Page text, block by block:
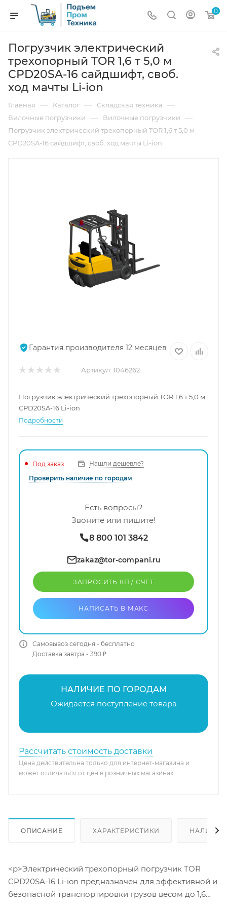
0
Погрузчик электрический
трехопорный TOR 1,6 т 5,0 м
CPD20SA-16 сайдшифт, своб.
ход мачты Li-ion
Главная — Каталог — Складская техника —
Вилочные погрузчики — Вилочные погрузчики —
Погрузчик электрический трехопорный TOR 1,6 т 5,0 м
CPD20SA-16 сайдшифт, своб. ход мачты Li-ion
Гарантия производителя 12 месяцев
Артикул: 1046262
Погрузчик электрический трехопорный TOR 1,6 т 5,0 м
CPD20SA-16 Li-ion
Подробности
Под заказ
Нашли дешевле?
Проверить наличие по городам
Есть вопросы?
Звоните или пишите!
8 800 101 3842
zakaz@tor-compani.ru
ЗАПРОСИТЬ КП / CЧЕТ
НАПИСАТЬ В МАКС
Самовывоз сегодня - бесплатно
Доставка завтра - 390 ₽
НАЛИЧИЕ ПО ГОРОДАМ
Ожидается поступление товара
Рассчитать стоимость доставки
Цена действительна только для интернет-магазина и
может отличаться от цен в розничных магазинах
ОПИСАНИЕ ХАРАКТЕРИСТИКИ
<p>Электрический трехопорный погрузчик TOR
CPD20SA-16 Li-ion предназначен для эффективной и
безопасной транспортировки грузов весом до 1,6